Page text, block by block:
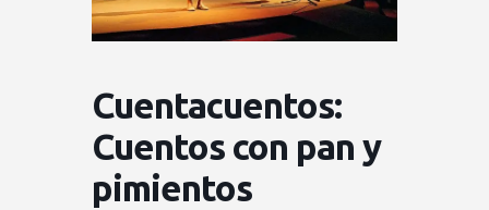
Cuentacuentos:
Cuentos con pan y
pimientos